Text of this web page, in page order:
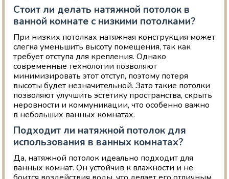
Стоит ли делать натяжной потолок в
ванной комнате с низкими потолками?
При низких потолках натяжная конструкция может
слегка уменьшить высоту помещения, так как
требует отступа для крепления. Однако
современные технологии позволяют
минимизировать этот отступ, поэтому потеря
высоты будет незначительной. Зато такие потолки
позволяют улучшить эстетику пространства, скрыть
неровности и коммуникации, что особенно важно
в небольших ванных комнатах.
Подходит ли натяжной потолок для
использования в ванных комнатах?
Да, натяжной потолок идеально подходит для
ванных комнат. Он устойчив к влажности и не